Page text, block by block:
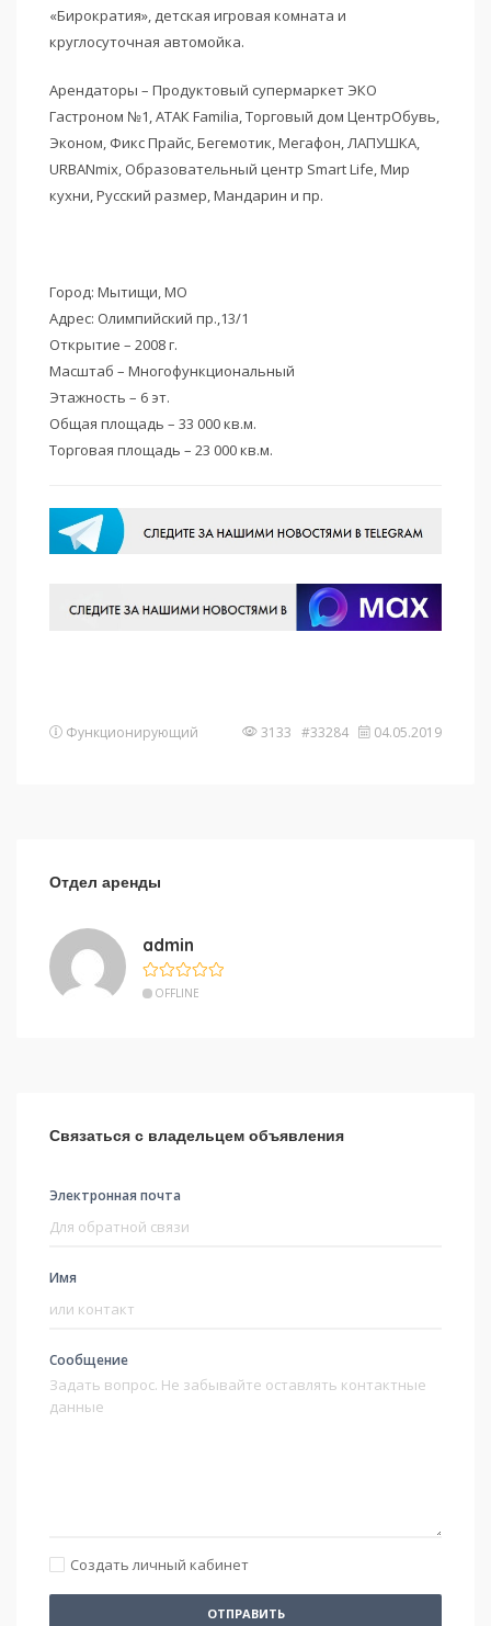
«Бирократия», детская игровая комната и
круглосуточная автомойка.
Арендаторы – Продуктовый супермаркет ЭКО
Гастроном №1, АТАК Familia, Торговый дом ЦентрОбувь,
Эконом, Фикс Прайс, Бегемотик, Мегафон, ЛАПУШКА,
URBANmix, Образовательный центр Smart Life, Мир
кухни, Русский размер, Мандарин и пр.
Город: Мытищи, МО
Адрес: Олимпийский пр.,13/1
Открытие – 2008 г.
Масштаб – Многофункциональный
Этажность – 6 эт.
Общая площадь – 33 000 кв.м.
Торговая площадь – 23 000 кв.м.
Функционирующий 3133 #33284 04.05.2019
Отдел аренды
admin
OFFLINE
Связаться с владельцем объявления
Электронная почта
Имя
Сообщение
Создать личный кабинет
ОТПРАВИТЬ